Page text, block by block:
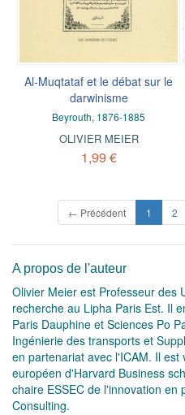
Al-Muqtataf et le débat sur le
darwinisme
Beyrouth, 1876-1885
OLIVIER MEIER
1,99 €
← Précédent 1 (current)
2
A propos de l'auteur
Olivier Meier est Professeur des
recherche au Lipha Paris Est. Il
Paris Dauphine et Sciences Po
Ingénierie des transports et
en partenariat avec l'ICAM. Il
européen d'Harvard Business
chaire ESSEC de l'innovation en
Consulting.